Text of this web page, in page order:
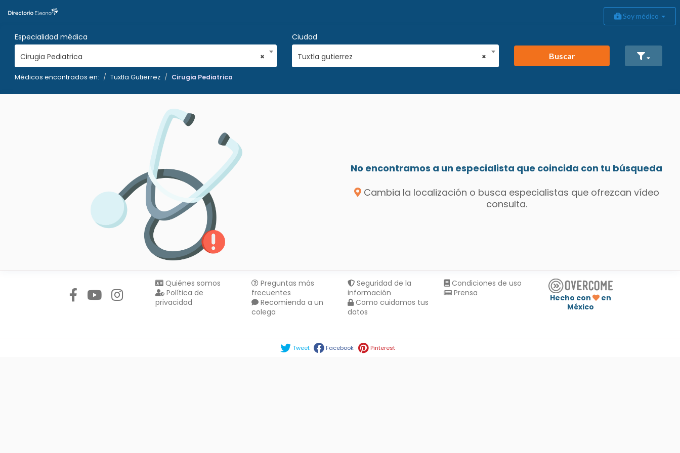
Soy médico
Especialidad médica
×
Cirugia Pediatrica
Ciudad
×
Tuxtla gutierrez Buscar
Médicos encontrados en: Tuxtla Gutierrez Cirugia Pediatrica
No encontramos a un especialista que coincida con tu búsqueda
Cambia la localización o busca especialistas que ofrezcan vídeo
consulta.
Quiénes somos
Política de
privacidad
Preguntas más
frecuentes
Recomienda a un
colega
Seguridad de la
información
Como cuidamos tus
datos
Condiciones de uso
Prensa
Hecho con
en
México
Tweet Facebook Pinterest